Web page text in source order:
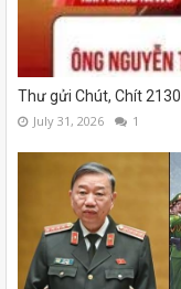
Thư gửi Chút, Chít 2130
July 31, 2026 1